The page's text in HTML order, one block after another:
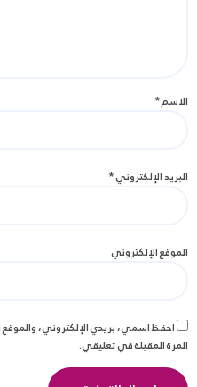
الاسم*
البريد الإلكتروني*
الموقع الإلكتروني
احفظ اسمي، بريدي الإلكتروني،
المرة المقبلة في تعليقي.